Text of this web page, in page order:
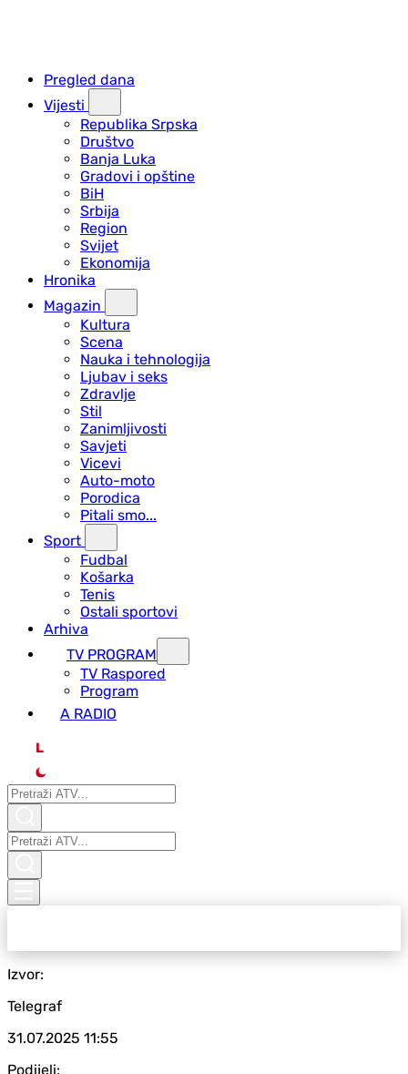
Pregled dana
Vijesti
Republika Srpska
Društvo
Banja Luka
Gradovi i opštine
BiH
Srbija
Region
Svijet
Ekonomija
Hronika
Magazin
Kultura
Scena
Nauka i tehnologija
Ljubav i seks
Zdravlje
Stil
Zanimljivosti
Savjeti
Vicevi
Auto-moto
Porodica
Pitali smo...
Sport
Fudbal
Košarka
Tenis
Ostali sportovi
Arhiva
TV PROGRAM
ТV Raspored
Program
A RADIO
L
Izvor:
Telegraf
31.07.2025 11:55
Podijeli: